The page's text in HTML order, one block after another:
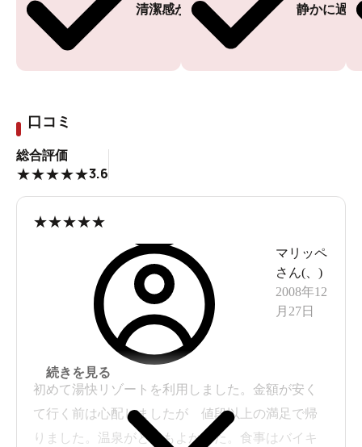
清潔感がある 静かに過
口コミ
総合評価
★★★★★3.6
★★★★★
マリッペ
さん(
)
2008年12
月27日
初めて湯快リゾートを利用しました。金額が安く
て行く前は心配しましたが 値段以上の満足で帰
りました。温泉がとてもよかった。食事はバイキ
続きを見る